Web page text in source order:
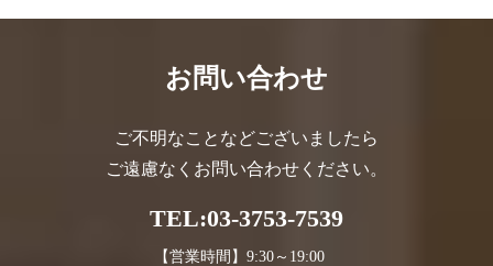
お問い合わせ
ご不明なことなどございましたら
ご遠慮なくお問い合わせください。
TEL:03-3753-7539
【営業時間】9:30～19:00